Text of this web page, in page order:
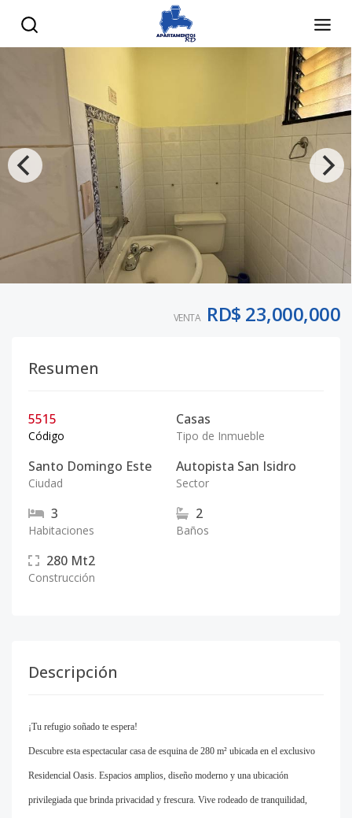
VENTA RD$ 23,000,000
Resumen
5515
Código
Casas
Tipo de Inmueble
Santo Domingo Este
Ciudad
Autopista San Isidro
Sector
3
Habitaciones
2
Baños
280 Mt2
Construcción
Descripción
¡Tu refugio soñado te espera!
Descubre esta espectacular casa de esquina de 280 m² ubicada en el exclusivo
Residencial Oasis. Espacios amplios, diseño moderno y una ubicación
privilegiada que brinda privacidad y frescura. Vive rodeado de tranquilidad,